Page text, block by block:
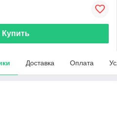
Купить
Доставка Оплата